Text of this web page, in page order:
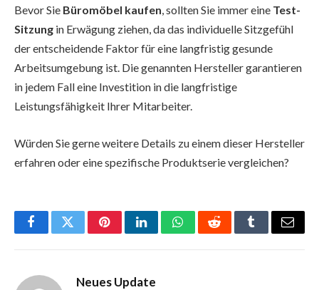
Bevor Sie Büromöbel kaufen, sollten Sie immer eine Test-
Sitzung in Erwägung ziehen, da das individuelle Sitzgefühl
der entscheidende Faktor für eine langfristig gesunde
Arbeitsumgebung ist. Die genannten Hersteller garantieren
in jedem Fall eine Investition in die langfristige
Leistungsfähigkeit Ihrer Mitarbeiter.
Würden Sie gerne weitere Details zu einem dieser Hersteller
erfahren oder eine spezifische Produktserie vergleichen?
FacebookTwitterPinterestLinkedInWhatsAppRedditTumblrEmail
Neues Update